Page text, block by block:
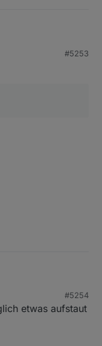
InfluxDB bei dir.
#5253
#5254
etwas aufstaut